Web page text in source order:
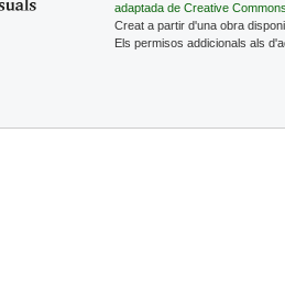
adaptada de Creative
Creat a partir d'una obra
Els permisos addicionals als